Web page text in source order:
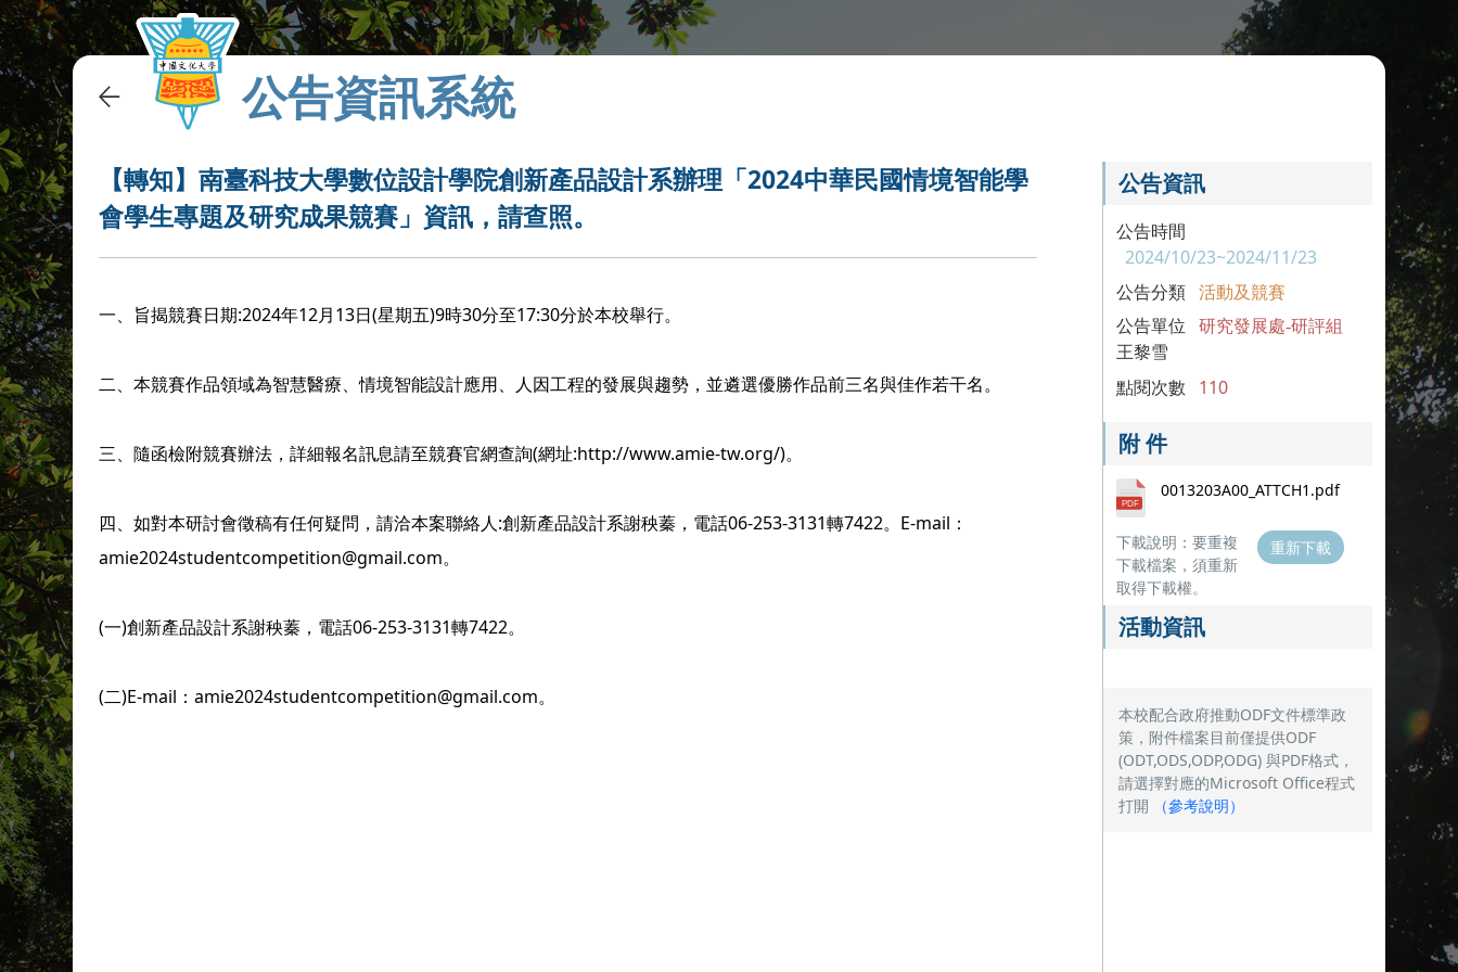
公告資訊系統
【轉知】南臺科技大學數位設計學院創新產品設計系辦理「2024中華民國情境智能學
會學生專題及研究成果競賽」資訊，請查照。
一、旨揭競賽日期:2024年12月13日(星期五)9時30分至17:30分於本校舉行。
二、本競賽作品領域為智慧醫療、情境智能設計應用、人因工程的發展與趨勢，並遴選優勝作品前三名與佳作若干名。
三、隨函檢附競賽辦法，詳細報名訊息請至競賽官網查詢(網址:http://www.amie-tw.org/)。
四、如對本研討會徵稿有任何疑問，請洽本案聯絡人:創新產品設計系謝秧蓁，電話06-253-3131轉7422。E-mail：
amie2024studentcompetition@gmail.com。
(一)創新產品設計系謝秧蓁，電話06-253-3131轉7422。
(二)E-mail：amie2024studentcompetition@gmail.com。
公告資訊
公告時間
2024/10/23~2024/11/23
公告分類 活動及競賽
公告單位
研究發展處-研評組
王黎雪
點閱次數 110
附 件
0013203A00_ATTCH1.pdf
下載說明：要重複
下載檔案，須重新
取得下載權。
重新下載
活動資訊
本校配合政府推動ODF文件標準政
策，附件檔案目前僅提供ODF
(ODT,ODS,ODP,ODG) 與PDF格式，
請選擇對應的Microsoft Office程式
打開
（參考說明）